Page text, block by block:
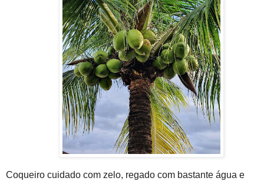
Coqueiro cuidado com zelo, regado com bastante água e